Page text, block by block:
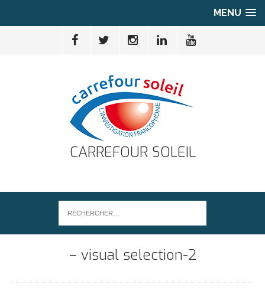
MENU
CARREFOUR SOLEIL
– visual selection-2